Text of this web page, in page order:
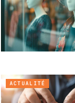
ACTUALITÉ